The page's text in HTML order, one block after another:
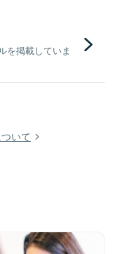
を掲載していま
いて